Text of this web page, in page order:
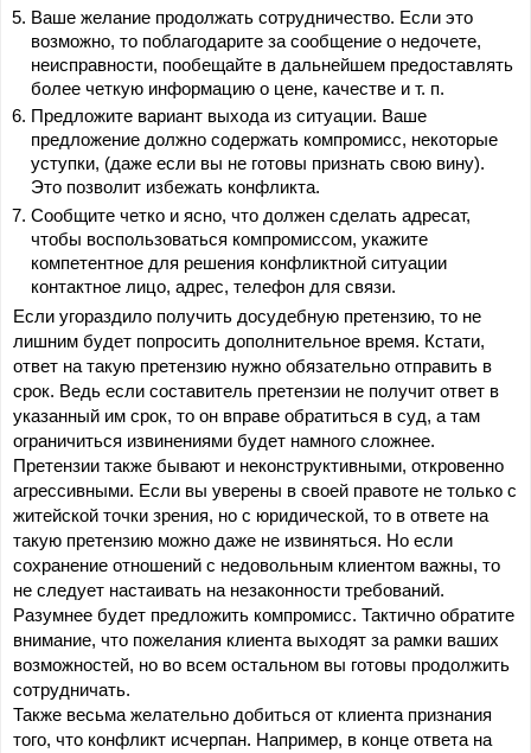
Ваше желание продолжать сотрудничество. Если это
возможно, то поблагодарите за сообщение о недочете,
неисправности, пообещайте в дальнейшем предоставлять
более четкую информацию о цене, качестве и т. п.
Предложите вариант выхода из ситуации. Ваше
предложение должно содержать компромисс, некоторые
уступки, (даже если вы не готовы признать свою вину).
Это позволит избежать конфликта.
Сообщите четко и ясно, что должен сделать адресат,
чтобы воспользоваться компромиссом, укажите
компетентное для решения конфликтной ситуации
контактное лицо, адрес, телефон для связи.
Если угораздило получить досудебную претензию, то не
лишним будет попросить дополнительное время. Кстати,
ответ на такую претензию нужно обязательно отправить в
срок. Ведь если составитель претензии не получит ответ в
указанный им срок, то он вправе обратиться в суд, а там
ограничиться извинениями будет намного сложнее.
Претензии также бывают и неконструктивными, откровенно
агрессивными. Если вы уверены в своей правоте не только с
житейской точки зрения, но с юридической, то в ответе на
такую претензию можно даже не извиняться. Но если
сохранение отношений с недовольным клиентом важны, то
не следует настаивать на незаконности требований.
Разумнее будет предложить компромисс. Тактично обратите
внимание, что пожелания клиента выходят за рамки ваших
возможностей, но во всем остальном вы готовы продолжить
сотрудничать.
Также весьма желательно добиться от клиента признания
того, что конфликт исчерпан. Например, в конце ответа на